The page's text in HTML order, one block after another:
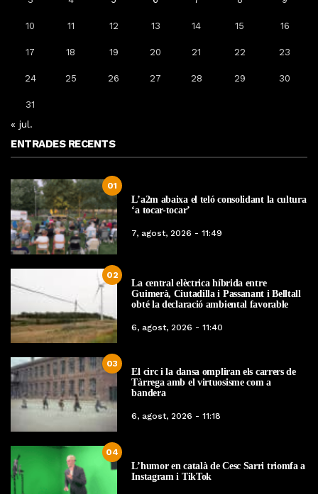
10 11 12 13 14 15 16
17 18 19 20 21 22 23
24 25 26 27 28 29 30
31
« jul.
ENTRADES RECENTS
01
L’a2m abaixa el teló consolidant la cultura
‘a tocar-tocar’
7, agost, 2026 - 11:49
02
La central elèctrica híbrida entre
Guimerà, Ciutadilla i Passanant i Belltall
obté la declaració ambiental favorable
6, agost, 2026 - 11:40
03
El circ i la dansa ompliran els carrers de
Tàrrega amb el virtuosisme com a
bandera
6, agost, 2026 - 11:18
04
L’humor en català de Cesc Sarri triomfa a
Instagram i TikTok